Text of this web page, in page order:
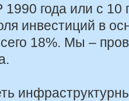
года или с
инвестиций в
18%. Мы –